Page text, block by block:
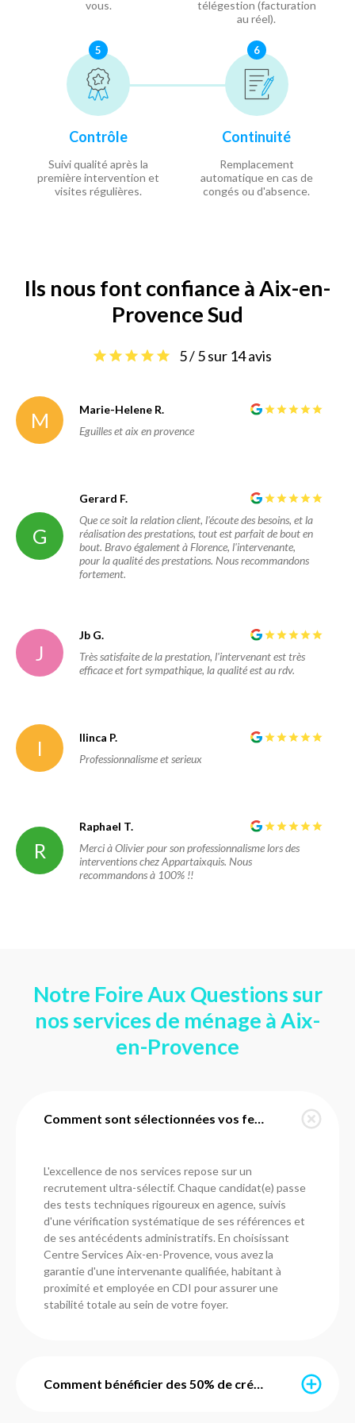
vous.
télégestion (facturation
au réel).
5
Contrôle
Suivi qualité après la
première intervention et
visites régulières.
6
Continuité
Remplacement
automatique en cas de
congés ou d'absence.
Ils nous font confiance à Aix-en-
Provence Sud
5 / 5 sur 14 avis
M
Marie-Helene R.
Eguilles et aix en provence
G
Gerard F.
Que ce soit la relation client, l'écoute des besoins, et la
réalisation des prestations, tout est parfait de bout en
bout. Bravo également à Florence, l'intervenante,
pour la qualité des prestations. Nous recommandons
fortement.
J
Jb G.
Très satisfaite de la prestation, l'intervenant est très
efficace et fort sympathique, la qualité est au rdv.
I
Ilinca P.
Professionnalisme et serieux
R
Raphael T.
Merci à Olivier pour son professionnalisme lors des
interventions chez Appartaixquis. Nous
recommandons à 100% !!
Notre Foire Aux Questions sur
nos services de ménage à Aix-
en-Provence
Comment sont sélectionnées vos femmes de ménage à Aix-en-Provence ?
L'excellence de nos services repose sur un
recrutement ultra-sélectif. Chaque candidat(e) passe
des tests techniques rigoureux en agence, suivis
d'une vérification systématique de ses références et
de ses antécédents administratifs. En choisissant
Centre Services Aix-en-Provence, vous avez la
garantie d'une intervenante qualifiée, habitant à
proximité et employée en CDI pour assurer une
stabilité totale au sein de votre foyer.
Comment bénéficier des 50% de crédit d'impôt immédiat ?